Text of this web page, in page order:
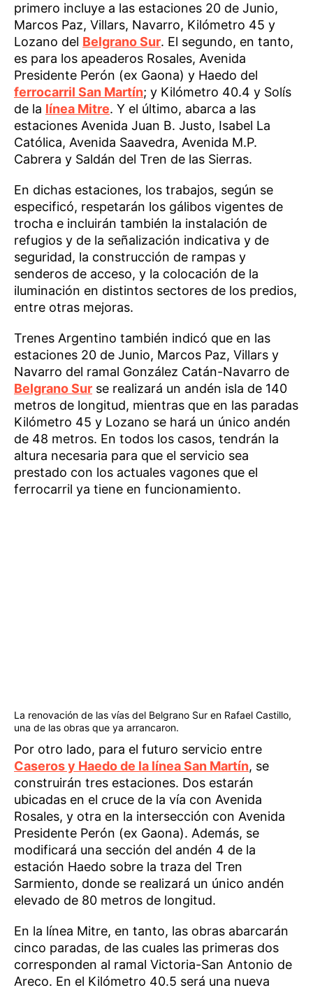
primero incluye a las estaciones 20 de Junio,
Marcos Paz, Villars, Navarro, Kilómetro 45 y
Lozano del Belgrano Sur. El segundo, en tanto,
es para los apeaderos Rosales, Avenida
Presidente Perón (ex Gaona) y Haedo del
ferrocarril San Martín; y Kilómetro 40.4 y Solís
de la línea Mitre. Y el último, abarca a las
estaciones Avenida Juan B. Justo, Isabel La
Católica, Avenida Saavedra, Avenida M.P.
Cabrera y Saldán del Tren de las Sierras.
En dichas estaciones, los trabajos, según se
especificó, respetarán los gálibos vigentes de
trocha e incluirán también la instalación de
refugios y de la señalización indicativa y de
seguridad, la construcción de rampas y
senderos de acceso, y la colocación de la
iluminación en distintos sectores de los predios,
entre otras mejoras.
Trenes Argentino también indicó que en las
estaciones 20 de Junio, Marcos Paz, Villars y
Navarro del ramal González Catán-Navarro de
Belgrano Sur se realizará un andén isla de 140
metros de longitud, mientras que en las paradas
Kilómetro 45 y Lozano se hará un único andén
de 48 metros. En todos los casos, tendrán la
altura necesaria para que el servicio sea
prestado con los actuales vagones que el
ferrocarril ya tiene en funcionamiento.
La renovación de las vías del Belgrano Sur en Rafael Castillo,
una de las obras que ya arrancaron.
Por otro lado, para el futuro servicio entre
Caseros y Haedo de la línea San Martín, se
construirán tres estaciones. Dos estarán
ubicadas en el cruce de la vía con Avenida
Rosales, y otra en la intersección con Avenida
Presidente Perón (ex Gaona). Además, se
modificará una sección del andén 4 de la
estación Haedo sobre la traza del Tren
Sarmiento, donde se realizará un único andén
elevado de 80 metros de longitud.
En la línea Mitre, en tanto, las obras abarcarán
cinco paradas, de las cuales las primeras dos
corresponden al ramal Victoria-San Antonio de
Areco. En el Kilómetro 40.5 será una nueva